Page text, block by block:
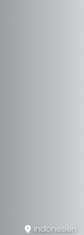
Indonesien